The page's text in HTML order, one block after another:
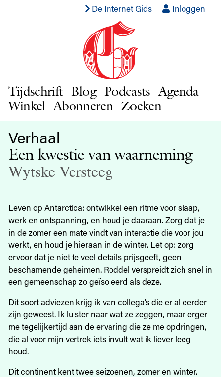
De Internet Gids Inloggen
Tijdschrift Blog Podcasts Agenda
Winkel Abonneren Zoeken
Verhaal
Een kwestie van waarneming
Wytske Versteeg
Leven op Antarctica: ontwikkel een ritme voor slaap,
werk en ontspanning, en houd je daaraan. Zorg dat je
in de zomer een mate vindt van interactie die voor jou
werkt, en houd je hieraan in de winter. Let op: zorg
ervoor dat je niet te veel details prijsgeeft, geen
beschamende geheimen. Roddel verspreidt zich snel in
een gemeenschap zo geïsoleerd als deze.
Dit soort adviezen krijg ik van collega’s die er al eerder
zijn geweest. Ik luister naar wat ze zeggen, maar erger
me tegelijkertijd aan de ervaring die ze me opdringen,
die al voor mijn vertrek iets invult wat ik liever leeg
houd.
Dit continent kent twee seizoenen, zomer en winter.